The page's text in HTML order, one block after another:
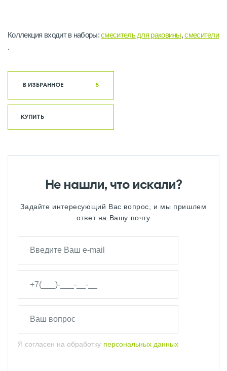
Коллекция входит в наборы:смеситель для раковины,смесители
.
В ИЗБРАННОЕ 5
КУПИТЬ
Не нашли, что искали?
Задайте интересующий Вас вопрос, и мы пришлем
ответ на Вашу почту
Я согласен на обработку персональных данных